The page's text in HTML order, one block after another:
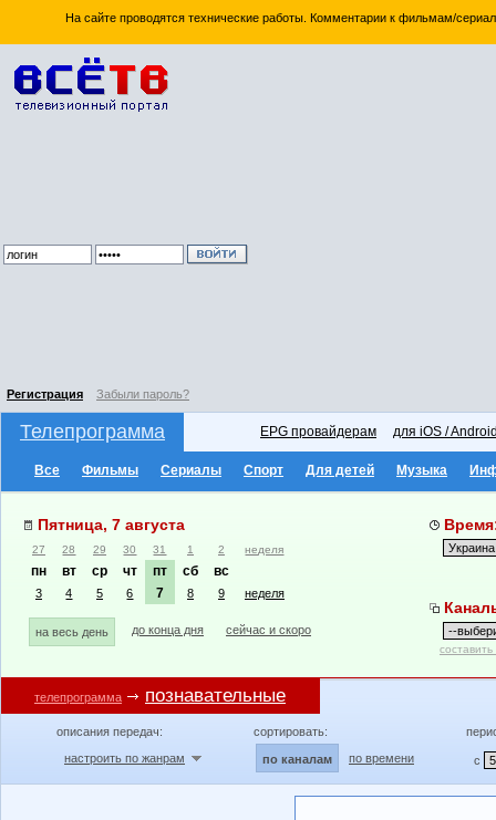
На сайте проводятся технические работы. Комментарии к фильмам/
Регистрация Забыли пароль?
Телепрограмма EPG провайдерам для iOS /
Все Фильмы Сериалы Спорт Для детей Музыка
Пятница, 7 августа
27 28 29 30 31 1 2 неделя
пн вт ср чт пт сб вс
3 4 5 6 7 8 9 неделя
на весь день до конца дня сейчас и скоро
телепрограмма познавательные
описания передач:
настроить по жанрам
сортировать:
по каналам по времени с